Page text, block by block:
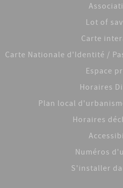
Lot of
Carte
Carte Nationale d'Identité /
Espace
Horaires
Plan local
Horaires
Numéros
S'installer